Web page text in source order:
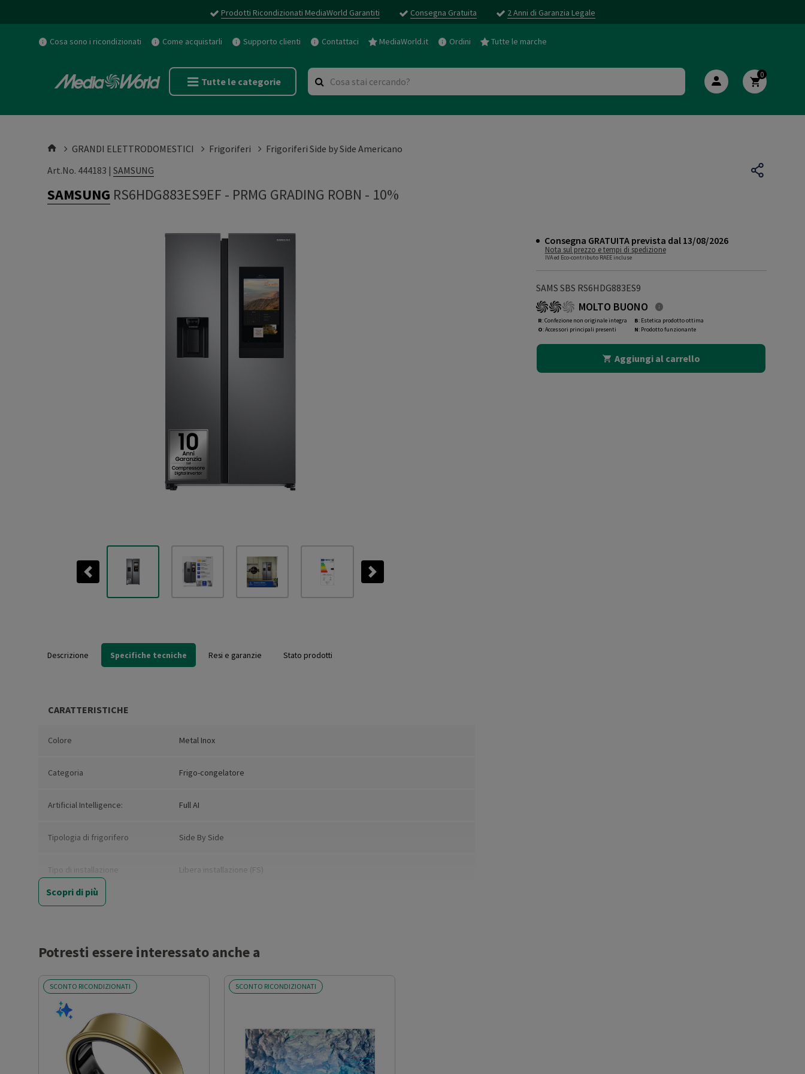
Prodotti Ricondizionati MediaWorld Garantiti Consegna Gratuita 2 Anni di Garanzia Legale
Cosa sono i ricondizionati Come acquistarli Supporto clienti Contattaci MediaWorld.it Ordini Tutte le marche
Tutte le categorie
0
GRANDI ELETTRODOMESTICI Frigoriferi
Frigoriferi Side by Side Americano
Art.No. 444183 | SAMSUNG
SAMSUNG RS6HDG883ES9EF - PRMG GRADING ROBN - 10%
Previous Next
Consegna GRATUITA prevista dal 13/08/2026
Nota sul prezzo e tempi di spedizione
IVA ed Eco-contributo RAEE incluse
SAMS SBS RS6HDG883ES9
MOLTO BUONO
R: Confezione non originale integra
O: Accessori principali presenti
B: Estetica prodotto ottima
N: Prodotto funzionante
Aggiungi al carrello
Descrizione Specifiche tecniche Resi e garanzie Stato prodotti
CARATTERISTICHE
Colore Metal Inox
Categoria Frigo-congelatore
Artificial Intelligence: Full AI
Tipologia di frigorifero Side By Side
Tipo di installazione Libera installazione (FS)
Nuova Classe efficienza
Classe emissione rumore
Classe climatica SN-N-ST
Capacità netta totale (l)
Capacità netta frigorifero (l)
Scopri di più
Potresti essere interessato anche a
SCONTO RICONDIZIONATI SCONTO RICONDIZIONATI